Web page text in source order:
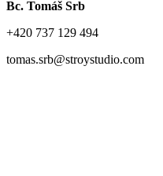
Bc. Tomáš Srb
+420 737 129 494
tomas.srb@stroystudio.com